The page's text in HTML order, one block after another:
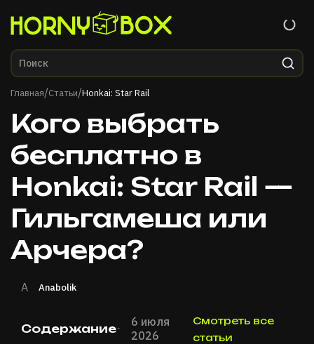
Главная/Статьи/Honkai: Star Rail
Кого выбрать
бесплатно в
Honkai: Star Rail —
Гильгамеша или
Арчера?
A Anabolik
Содержание
6 июля
2026
Смотреть все
статьи